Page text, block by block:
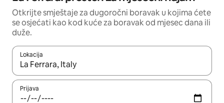
Otkrijte smještaje za dugoročni boravak u kojima ćete
se osjećati kao kod kuće za boravak od mjesec dana ili
duže.
Lokacija
Kad su rezultati dostupni, možete da se krećete kroz njih
Prijava